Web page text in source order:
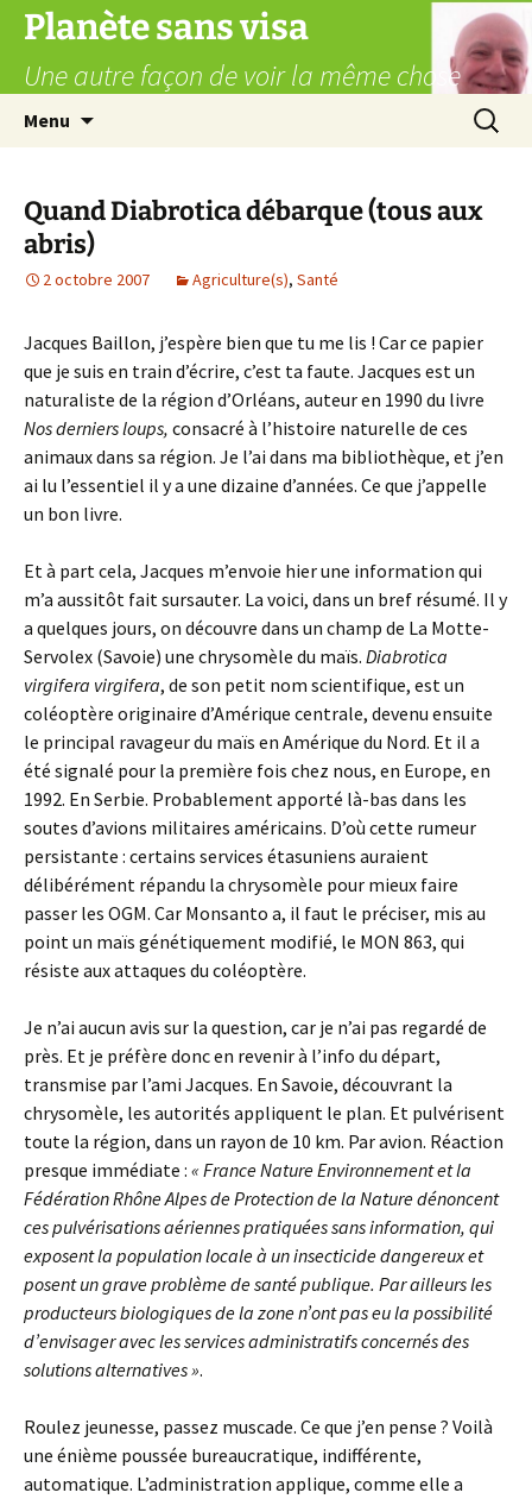
Aller
contenu
Planète sans visa
Une autre façon de voir la même chose
Menu
Quand Diabrotica débarque (tous aux
abris)
2 octobre 2007 Agriculture(s), Santé
Jacques Baillon, j’espère bien que tu me lis ! Car ce papier
que je suis en train d’écrire, c’est ta faute. Jacques est un
naturaliste de la région d’Orléans, auteur en 1990 du livre
Nos derniers loups, consacré à l’histoire naturelle de ces
animaux dans sa région. Je l’ai dans ma bibliothèque, et j’en
ai lu l’essentiel il y a une dizaine d’années. Ce que j’appelle
un bon livre.
Et à part cela, Jacques m’envoie hier une information qui
m’a aussitôt fait sursauter. La voici, dans un bref résumé. Il y
a quelques jours, on découvre dans un champ de La Motte-
Servolex (Savoie) une chrysomèle du maïs. Diabrotica
virgifera virgifera, de son petit nom scientifique, est un
coléoptère originaire d’Amérique centrale, devenu ensuite
le principal ravageur du maïs en Amérique du Nord. Et il a
été signalé pour la première fois chez nous, en Europe, en
1992. En Serbie. Probablement apporté là-bas dans les
soutes d’avions militaires américains. D’où cette rumeur
persistante : certains services étasuniens auraient
délibérément répandu la chrysomèle pour mieux faire
passer les OGM. Car Monsanto a, il faut le préciser, mis au
point un maïs génétiquement modifié, le MON 863, qui
résiste aux attaques du coléoptère.
Je n’ai aucun avis sur la question, car je n’ai pas regardé de
près. Et je préfère donc en revenir à l’info du départ,
transmise par l’ami Jacques. En Savoie, découvrant la
chrysomèle, les autorités appliquent le plan. Et pulvérisent
toute la région, dans un rayon de 10 km. Par avion. Réaction
presque immédiate : « France Nature Environnement et la
Fédération Rhône Alpes de Protection de la Nature dénoncent
ces pulvérisations aériennes pratiquées sans information, qui
exposent la population locale à un insecticide dangereux et
posent un grave problème de santé publique. Par ailleurs les
producteurs biologiques de la zone n’ont pas eu la possibilité
d’envisager avec les services administratifs concernés des
solutions alternatives ».
Roulez jeunesse, passez muscade. Ce que j’en pense ? Voilà
une énième poussée bureaucratique, indifférente,
automatique. L’administration applique, comme elle a